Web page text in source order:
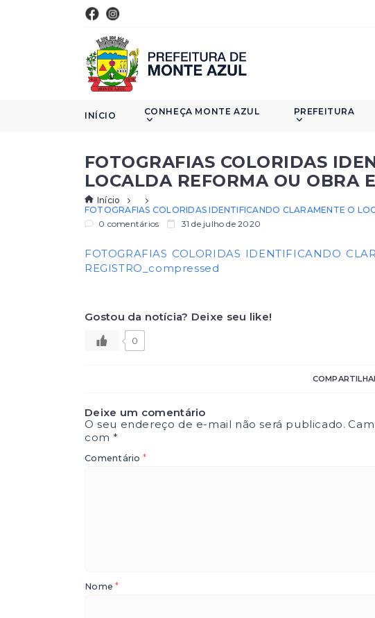
INÍCIO CONHEÇA MONTE AZUL PREFEITURA
FOTOGRAFIAS COLORIDAS
LOCALDA REFORMA OU OBRA
Início
FOTOGRAFIAS COLORIDAS IDENTIFICANDO CLARAMENTE O
0 comentários
31 de julho de 2020
FOTOGRAFIAS COLORIDAS IDENTIFICANDO
REGISTRO_compressed
Gostou da notícia? Deixe seu like!
0
Deixe um comentário
O seu endereço de e-mail não será publicado.
com*
Comentário *
Nome*